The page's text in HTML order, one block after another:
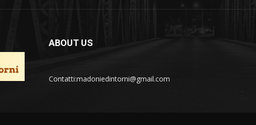
ABOUT US
Contatti:madoniedintorni@gmail.com